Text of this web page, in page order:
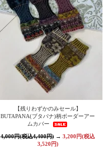
【残りわずかのみセール】
BUTAPANA(ブタパナ)柄ボーダーアー
ムカバー
4,000円(税込4,400円) → 3,200円(税込
3,520円)